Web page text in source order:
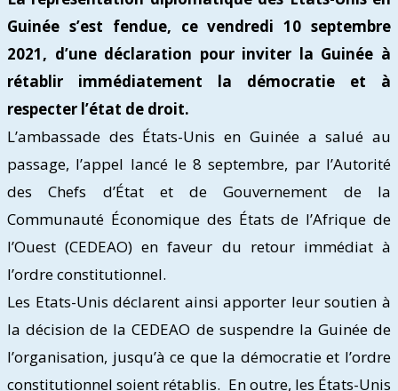
Guinée s’est fendue, ce vendredi 10 septembre
2021, d’une déclaration pour inviter la Guinée à
rétablir immédiatement la démocratie et à
respecter l’état de droit.
L’ambassade des États-Unis en Guinée a salué au
passage, l’appel lancé le 8 septembre, par l’Autorité
des Chefs d’État et de Gouvernement de la
Communauté Économique des États de l’Afrique de
l’Ouest (CEDEAO) en faveur du retour immédiat à
l’ordre constitutionnel.
Les Etats-Unis déclarent ainsi apporter leur soutien à
la décision de la CEDEAO de suspendre la Guinée de
l’organisation, jusqu’à ce que la démocratie et l’ordre
constitutionnel soient rétablis. En outre, les États-Unis